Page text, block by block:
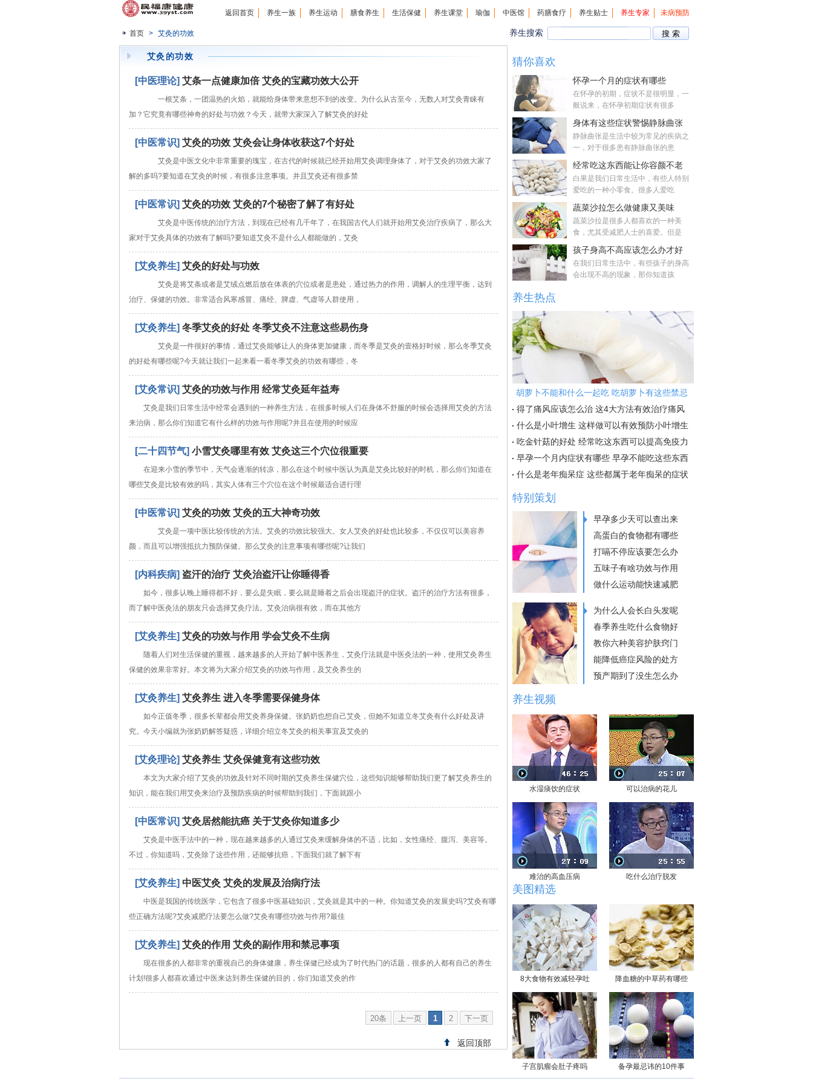
返回首页 养生一族 养生运动 膳食养生 生活保健 养生课堂 瑜伽 中医馆 药膳食疗 养生贴士 养生专家 未病预防
养生搜索
首页 > 艾灸的功效
艾灸的功效
[中医理论] 艾条一点健康加倍 艾灸的宝藏功效大公开
一根艾条，一团温热的火焰，就能给身体带来意想不到的改变。为什么从古至今，无数人对艾灸青睐有
加？它究竟有哪些神奇的好处与功效？今天，就带大家深入了解艾灸的好处
[中医常识] 艾灸的功效 艾灸会让身体收获这7个好处
艾灸是中医文化中非常重要的瑰宝，在古代的时候就已经开始用艾灸调理身体了，对于艾灸的功效大家了
解的多吗?要知道在艾灸的时候，有很多注意事项。并且艾灸还有很多禁
[中医常识] 艾灸的功效 艾灸的7个秘密了解了有好处
艾灸是中医传统的治疗方法，到现在已经有几千年了，在我国古代人们就开始用艾灸治疗疾病了，那么大
家对于艾灸具体的功效有了解吗?要知道艾灸不是什么人都能做的，艾灸
[艾灸养生] 艾灸的好处与功效
艾灸是将艾条或者是艾绒点燃后放在体表的穴位或者是患处，通过热力的作用，调解人的生理平衡，达到
治疗、保健的功效。非常适合风寒感冒、痛经、脾虚、气虚等人群使用，
[艾灸养生] 冬季艾灸的好处 冬季艾灸不注意这些易伤身
艾灸是一件很好的事情，通过艾灸能够让人的身体更加健康，而冬季是艾灸的壹格好时候，那么冬季艾灸
的好处有哪些呢?今天就让我们一起来看一看冬季艾灸的功效有哪些，冬
[艾灸常识] 艾灸的功效与作用 经常艾灸延年益寿
艾灸是我们日常生活中经常会遇到的一种养生方法，在很多时候人们在身体不舒服的时候会选择用艾灸的方法
来治病，那么你们知道它有什么样的功效与作用呢?并且在使用的时候应
[二十四节气] 小雪艾灸哪里有效 艾灸这三个穴位很重要
在迎来小雪的季节中，天气会逐渐的转凉，那么在这个时候中医认为真是艾灸比较好的时机，那么你们知道在
哪些艾灸是比较有效的吗，其实人体有三个穴位在这个时候最适合进行理
[中医常识] 艾灸的功效 艾灸的五大神奇功效
艾灸是一项中医比较传统的方法。艾灸的功效比较强大。女人艾灸的好处也比较多，不仅仅可以美容养
颜，而且可以增强抵抗力预防保健。那么艾灸的注意事项有哪些呢?让我们
[内科疾病] 盗汗的治疗 艾灸治盗汗让你睡得香
如今，很多认晚上睡得都不好，要么是失眠，要么就是睡着之后会出现盗汗的症状。盗汗的治疗方法有很多，
而了解中医灸法的朋友只会选择艾灸疗法。艾灸治病很有效，而在其他方
[艾灸养生] 艾灸的功效与作用 学会艾灸不生病
随着人们对生活保健的重视，越来越多的人开始了解中医养生，艾灸疗法就是中医灸法的一种，使用艾灸养生
保健的效果非常好。本文将为大家介绍艾灸的功效与作用，及艾灸养生的
[艾灸养生] 艾灸养生 进入冬季需要保健身体
如今正值冬季，很多长辈都会用艾灸养身保健。张奶奶也想自己艾灸，但她不知道立冬艾灸有什么好处及讲
究。今天小编就为张奶奶解答疑惑，详细介绍立冬艾灸的相关事宜及艾灸的
[艾灸理论] 艾灸养生 艾灸保健竟有这些功效
本文为大家介绍了艾灸的功效及针对不同时期的艾灸养生保健穴位，这些知识能够帮助我们更了解艾灸养生的
知识，能在我们用艾灸来治疗及预防疾病的时候帮助到我们，下面就跟小
[中医常识] 艾灸居然能抗癌 关于艾灸你知道多少
艾灸是中医手法中的一种，现在越来越多的人通过艾灸来缓解身体的不适，比如，女性痛经、腹泻、美容等。
不过，你知道吗，艾灸除了这些作用，还能够抗癌，下面我们就了解下有
[艾灸养生] 中医艾灸 艾灸的发展及治病疗法
中医是我国的传统医学，它包含了很多中医基础知识，艾灸就是其中的一种。你知道艾灸的发展史吗?艾灸有哪
些正确方法呢?艾灸减肥疗法要怎么做?艾灸有哪些功效与作用?最佳
[艾灸养生] 艾灸的作用 艾灸的副作用和禁忌事项
现在很多的人都非常的重视自己的身体健康，养生保健已经成为了时代热门的话题，很多的人都有自己的养生
计划!很多人都喜欢通过中医来达到养生保健的目的，你们知道艾灸的作
20条 上一页 1 2 下一页
返回顶部
猜你喜欢
怀孕一个月的症状有哪些
在怀孕的初期，症状不是很明显，一
般说来，在怀孕初期症状有很多
身体有这些症状警惕静脉曲张
静脉曲张是生活中较为常见的疾病之
一，对于很多患有静脉曲张的患
经常吃这东西能让你容颜不老
白果是我们日常生活中，有些人特别
爱吃的一种小零食。很多人爱吃
蔬菜沙拉怎么做健康又美味
蔬菜沙拉是很多人都喜欢的一种美
食，尤其受减肥人士的喜爱。但是
孩子身高不高应该怎么办才好
在我们日常生活中，有些孩子的身高
会出现不高的现象，那你知道孩
养生热点
胡萝卜不能和什么一起吃 吃胡萝卜有这些禁忌
得了痛风应该怎么治 这4大方法有效治疗痛风
什么是小叶增生 这样做可以有效预防小叶增生
吃金针菇的好处 经常吃这东西可以提高免疫力
早孕一个月内症状有哪些 早孕不能吃这些东西
什么是老年痴呆症 这些都属于老年痴呆的症状
特别策划
早孕多少天可以查出来
高蛋白的食物都有哪些
打嗝不停应该要怎么办
五味子有啥功效与作用
做什么运动能快速减肥
为什么人会长白头发呢
春季养生吃什么食物好
教你六种美容护肤窍门
能降低癌症风险的处方
预产期到了没生怎么办
养生视频
水湿痰饮的症状 可以治病的花儿
难治的高血压病 吃什么治疗脱发
美图精选
8大食物有效减轻孕吐 降血糖的中草药有哪些
子宫肌瘤会肚子疼吗 备孕最忌讳的10件事